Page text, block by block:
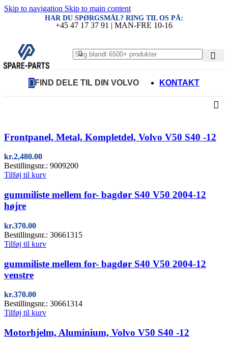
Skip to navigation Skip to main content
HAR DU SPØRGSMÅL? RING TIL OS PÅ:
+45 47 17 37 91 | MAN-FRE 10-16
FIND DELE TIL DIN VOLVO KONTAKT
Frontpanel, Metal, Kompletdel, Volvo V50 S40 -12
kr.2,480.00
Bestillingsnr.: 9009200
Tilføj til kurv
gummiliste mellem for- bagdør S40 V50 2004-12
højre
kr.370.00
Bestillingsnr.: 30661315
Tilføj til kurv
gummiliste mellem for- bagdør S40 V50 2004-12
venstre
kr.370.00
Bestillingsnr.: 30661314
Tilføj til kurv
Motorhjelm, Aluminium, Volvo V50 S40 -12